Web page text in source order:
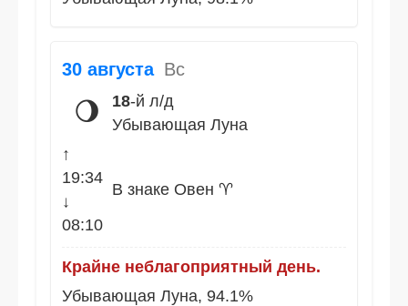
30 августа Вс
🌖 18-й л/д
Убывающая Луна
↑
19:34
↓
08:10
В знаке Овен ♈
Крайне неблагоприятный день.
Убывающая Луна, 94.1%